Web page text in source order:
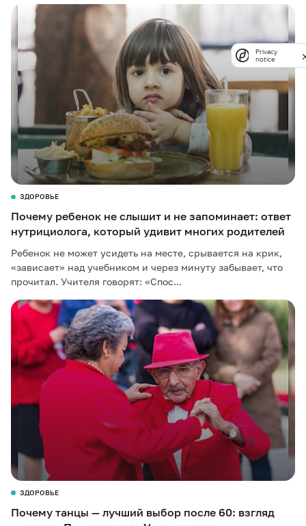
ЗДОРОВЬЕ
Почему ребенок не слышит и не запоминает: ответ
нутрициолога, который удивит многих родителей
Ребенок не может усидеть на месте, срывается на крик,
«зависает» над учебником и через минуту забывает, что
прочитал. Учителя говорят: «Спос...
ЗДОРОВЬЕ
Почему танцы — лучший выбор после 60: взгляд
Privacy
notice